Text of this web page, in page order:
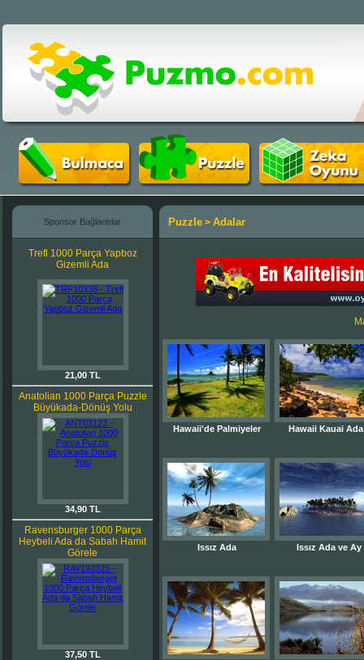
Sponsor Bağlantılar
Trefl 1000 Parça Yapboz
Gizemli Ada
21,00 TL
Anatolian 1000 Parça Puzzle
Büyükada-Dönüş Yolu
34,90 TL
Ravensburger 1000 Parça
Heybeli Ada da Sabah Hamit
Görele
37,50 TL
Puzzle > Adalar
Hawaii'de Palmiyeler Hawaii Kauai
Issız Ada Issız Ada ve Ay